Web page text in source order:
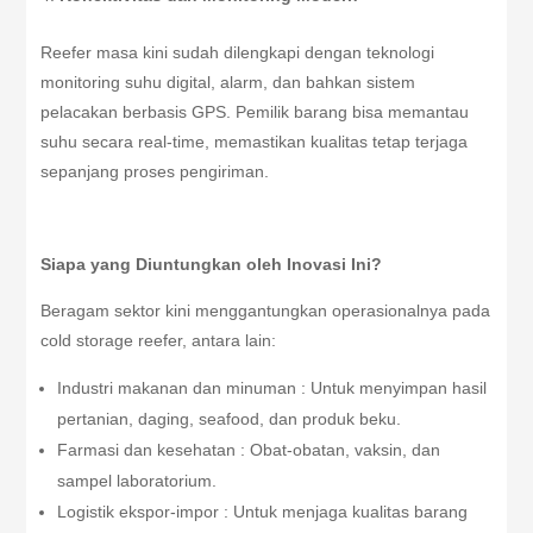
Reefer masa kini sudah dilengkapi dengan teknologi
monitoring suhu digital, alarm, dan bahkan sistem
pelacakan berbasis GPS. Pemilik barang bisa memantau
suhu secara real-time, memastikan kualitas tetap terjaga
sepanjang proses pengiriman.
Siapa yang Diuntungkan oleh Inovasi Ini?
Beragam sektor kini menggantungkan operasionalnya pada
cold storage reefer, antara lain:
Industri makanan dan minuman : Untuk menyimpan hasil
pertanian, daging, seafood, dan produk beku.
Farmasi dan kesehatan : Obat-obatan, vaksin, dan
sampel laboratorium.
Logistik ekspor-impor : Untuk menjaga kualitas barang